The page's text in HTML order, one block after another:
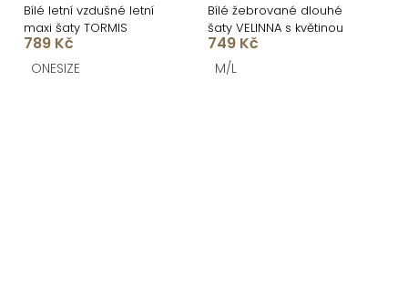
Bílé letní vzdušné letní
maxi šaty TORMIS
789 Kč
ONESIZE
Bílé žebrované dlouhé
šaty VELINNA s květinou
749 Kč
M/L